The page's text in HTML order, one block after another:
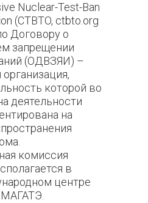
Nuclear-Test-Ban
(CTBTO, ctbto.org
Договору о
запрещении
(ОДВЗЯИ) –
которой во
деятельности
на
комиссия
в
центре